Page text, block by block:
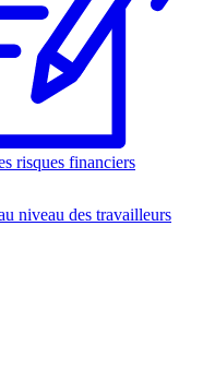
risques financiers
niveau des travailleurs